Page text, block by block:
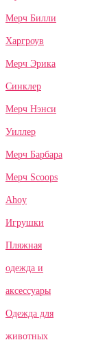
Мерч Билли
Харгроув
Мерч Эрика
Синклер
Мерч Нэнси
Уиллер
Мерч Барбара
Мерч Scoops
Ahoy
Игрушки
Пляжная
одежда и
аксессуары
Одежда для
животных